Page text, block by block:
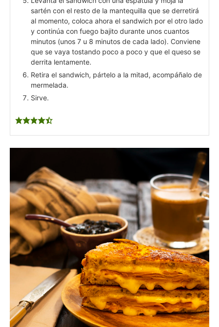
sartén con el resto de la mantequilla que se derretirá
al momento, coloca ahora el sandwich por el otro lado
y continúa con fuego bajito durante unos cuantos
minutos (unos 7 u 8 minutos de cada lado). Conviene
que se vaya tostando poco a poco y que el queso se
derrita lentamente.
Retira el sandwich, pártelo a la mitad, acompáñalo de
mermelada.
Sirve.